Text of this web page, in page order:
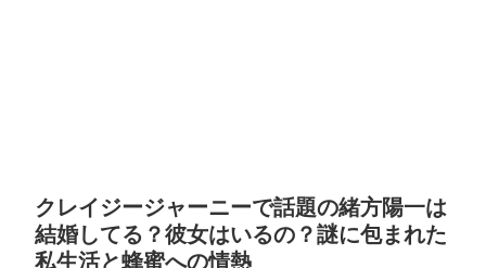
クレイジージャーニーで話題の緒方陽一は
結婚してる？彼女はいるの？謎に包まれた
私生活と蜂蜜への情熱